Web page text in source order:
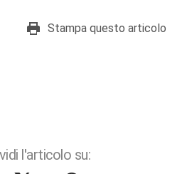
Stampa questo articolo
l'articolo su: